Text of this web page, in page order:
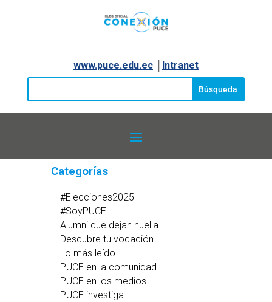
www.puce.edu.ec│ Intranet
Categorías
#Elecciones2025
#SoyPUCE
Alumni que dejan huella
Descubre tu vocación
Lo más leído
PUCE en la comunidad
PUCE en los medios
PUCE investiga